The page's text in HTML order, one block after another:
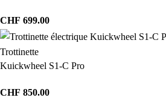
CHF 699.00
Trottinette
Kuickwheel S1-C Pro
CHF 850.00